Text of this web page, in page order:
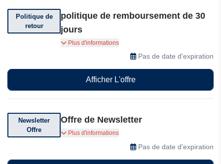
Politique de
retour
politique de remboursement de 30
jours
Retours gratuits sous 30 jours chez Joybuy
Plus d'informations
Pas de date d'expiration
Afficher L'offre
Newsletter
Offre
Offre de Newsletter
Abonnez-vous à leur newsletter pour des
réductions exclusives, des offres et des
Plus d'informations
Pas de date d'expiration